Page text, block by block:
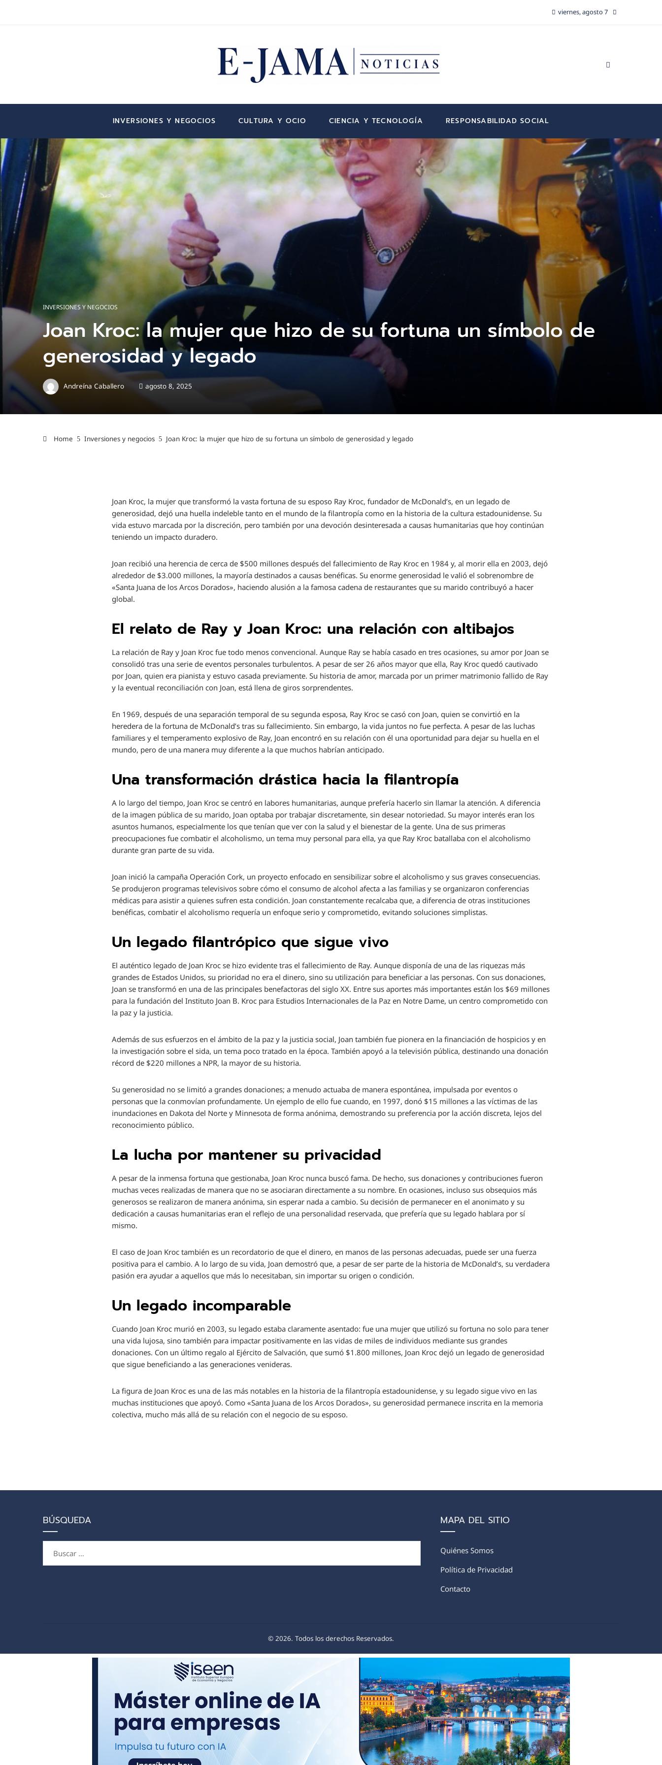
viernes, agosto 7
INVERSIONES Y NEGOCIOS CULTURA Y OCIO CIENCIA Y TECNOLOGÍA RESPONSABILIDAD SOCIAL
INVERSIONES Y NEGOCIOS
Joan Kroc: la mujer que hizo de su fortuna un símbolo de
generosidad y legado
Andreína Caballero agosto 8, 2025
Home Inversiones y negocios Joan Kroc: la mujer que hizo de su fortuna un símbolo de generosidad y legado
Joan Kroc, la mujer que transformó la vasta fortuna de su esposo Ray Kroc, fundador de McDonald’s, en un legado de
generosidad, dejó una huella indeleble tanto en el mundo de la filantropía como en la historia de la cultura estadounidense. Su
vida estuvo marcada por la discreción, pero también por una devoción desinteresada a causas humanitarias que hoy continúan
teniendo un impacto duradero.
Joan recibió una herencia de cerca de $500 millones después del fallecimiento de Ray Kroc en 1984 y, al morir ella en 2003, dejó
alrededor de $3.000 millones, la mayoría destinados a causas benéficas. Su enorme generosidad le valió el sobrenombre de
«Santa Juana de los Arcos Dorados», haciendo alusión a la famosa cadena de restaurantes que su marido contribuyó a hacer
global.
El relato de Ray y Joan Kroc: una relación con altibajos
La relación de Ray y Joan Kroc fue todo menos convencional. Aunque Ray se había casado en tres ocasiones, su amor por Joan se
consolidó tras una serie de eventos personales turbulentos. A pesar de ser 26 años mayor que ella, Ray Kroc quedó cautivado
por Joan, quien era pianista y estuvo casada previamente. Su historia de amor, marcada por un primer matrimonio fallido de Ray
y la eventual reconciliación con Joan, está llena de giros sorprendentes.
En 1969, después de una separación temporal de su segunda esposa, Ray Kroc se casó con Joan, quien se convirtió en la
heredera de la fortuna de McDonald’s tras su fallecimiento. Sin embargo, la vida juntos no fue perfecta. A pesar de las luchas
familiares y el temperamento explosivo de Ray, Joan encontró en su relación con él una oportunidad para dejar su huella en el
mundo, pero de una manera muy diferente a la que muchos habrían anticipado.
Una transformación drástica hacia la filantropía
A lo largo del tiempo, Joan Kroc se centró en labores humanitarias, aunque prefería hacerlo sin llamar la atención. A diferencia
de la imagen pública de su marido, Joan optaba por trabajar discretamente, sin desear notoriedad. Su mayor interés eran los
asuntos humanos, especialmente los que tenían que ver con la salud y el bienestar de la gente. Una de sus primeras
preocupaciones fue combatir el alcoholismo, un tema muy personal para ella, ya que Ray Kroc batallaba con el alcoholismo
durante gran parte de su vida.
Joan inició la campaña Operación Cork, un proyecto enfocado en sensibilizar sobre el alcoholismo y sus graves consecuencias.
Se produjeron programas televisivos sobre cómo el consumo de alcohol afecta a las familias y se organizaron conferencias
médicas para asistir a quienes sufren esta condición. Joan constantemente recalcaba que, a diferencia de otras instituciones
benéficas, combatir el alcoholismo requería un enfoque serio y comprometido, evitando soluciones simplistas.
Un legado filantrópico que sigue vivo
El auténtico legado de Joan Kroc se hizo evidente tras el fallecimiento de Ray. Aunque disponía de una de las riquezas más
grandes de Estados Unidos, su prioridad no era el dinero, sino su utilización para beneficiar a las personas. Con sus donaciones,
Joan se transformó en una de las principales benefactoras del siglo XX. Entre sus aportes más importantes están los $69 millones
para la fundación del Instituto Joan B. Kroc para Estudios Internacionales de la Paz en Notre Dame, un centro comprometido con
la paz y la justicia.
Además de sus esfuerzos en el ámbito de la paz y la justicia social, Joan también fue pionera en la financiación de hospicios y en
la investigación sobre el sida, un tema poco tratado en la época. También apoyó a la televisión pública, destinando una donación
récord de $220 millones a NPR, la mayor de su historia.
Su generosidad no se limitó a grandes donaciones; a menudo actuaba de manera espontánea, impulsada por eventos o
personas que la conmovían profundamente. Un ejemplo de ello fue cuando, en 1997, donó $15 millones a las víctimas de las
inundaciones en Dakota del Norte y Minnesota de forma anónima, demostrando su preferencia por la acción discreta, lejos del
reconocimiento público.
La lucha por mantener su privacidad
A pesar de la inmensa fortuna que gestionaba, Joan Kroc nunca buscó fama. De hecho, sus donaciones y contribuciones fueron
muchas veces realizadas de manera que no se asociaran directamente a su nombre. En ocasiones, incluso sus obsequios más
generosos se realizaron de manera anónima, sin esperar nada a cambio. Su decisión de permanecer en el anonimato y su
dedicación a causas humanitarias eran el reflejo de una personalidad reservada, que prefería que su legado hablara por sí
mismo.
El caso de Joan Kroc también es un recordatorio de que el dinero, en manos de las personas adecuadas, puede ser una fuerza
positiva para el cambio. A lo largo de su vida, Joan demostró que, a pesar de ser parte de la historia de McDonald’s, su verdadera
pasión era ayudar a aquellos que más lo necesitaban, sin importar su origen o condición.
Un legado incomparable
Cuando Joan Kroc murió en 2003, su legado estaba claramente asentado: fue una mujer que utilizó su fortuna no solo para tener
una vida lujosa, sino también para impactar positivamente en las vidas de miles de individuos mediante sus grandes
donaciones. Con un último regalo al Ejército de Salvación, que sumó $1.800 millones, Joan Kroc dejó un legado de generosidad
que sigue beneficiando a las generaciones venideras.
La figura de Joan Kroc es una de las más notables en la historia de la filantropía estadounidense, y su legado sigue vivo en las
muchas instituciones que apoyó. Como «Santa Juana de los Arcos Dorados», su generosidad permanece inscrita en la memoria
colectiva, mucho más allá de su relación con el negocio de su esposo.
BÚSQUEDA MAPA DEL SITIO
Quiénes Somos
Política de Privacidad
Contacto
© 2026. Todos los derechos Reservados.